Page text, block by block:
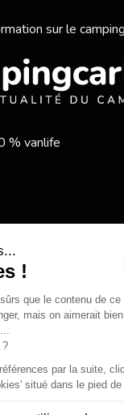
sur le
% vanlife
bord de mer